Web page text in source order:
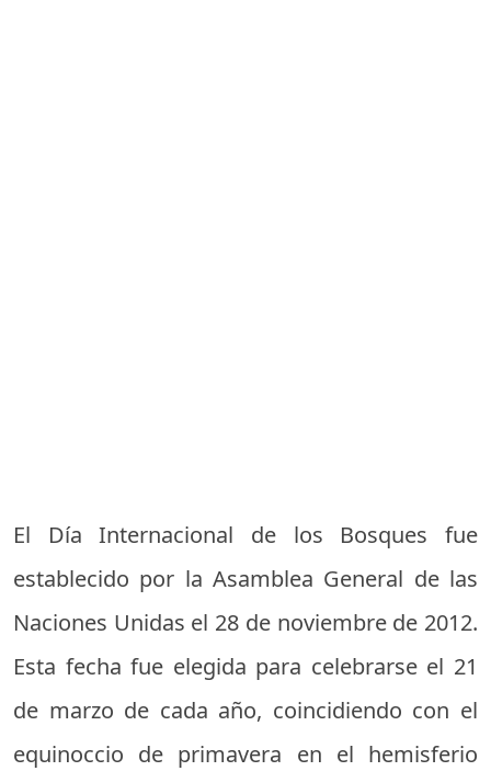
El Día Internacional de los Bosques fue
establecido por la Asamblea General de las
Naciones Unidas el 28 de noviembre de 2012.
Esta fecha fue elegida para celebrarse el 21
de marzo de cada año, coincidiendo con el
equinoccio de primavera en el hemisferio